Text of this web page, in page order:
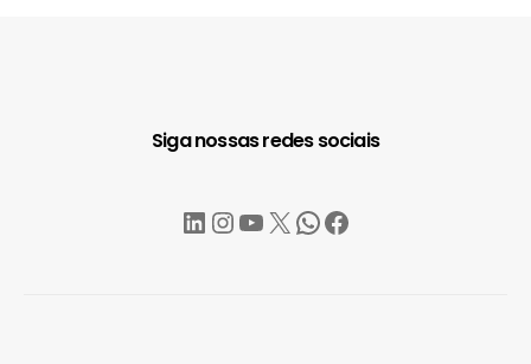
Siga nossas redes sociais
LinkedIn
Instagram
YouTube
X WhatsApp
Facebook